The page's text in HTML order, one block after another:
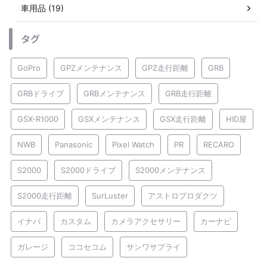
車用品 (19)
タグ
GoPro GPZメンテナンス GPZ走行距離 GRB
GRBドライブ GRBメンテナンス GRB走行距離
GSX-R1000 GSXメンテナンス GSX走行距離 HID屋
NWB Panasonic Pixel Watch PR RECARO
S2000 S2000ドライブ S2000メンテナンス
S2000走行距離 SurLuster アストロプロダクツ
イナバ カスタム カメラアクセサリー カーナビ
ガレージ ココセコム サンワサプライ